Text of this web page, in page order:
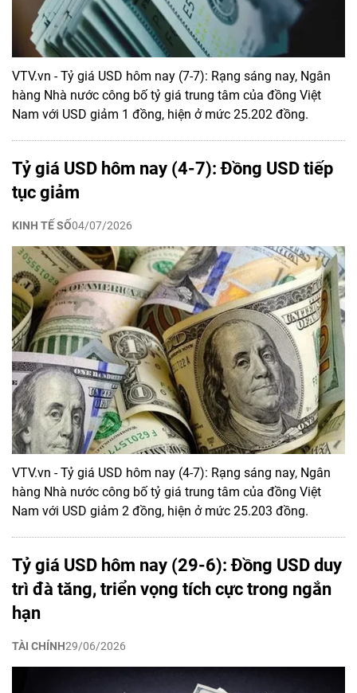
VTV.vn - Tỷ giá USD hôm nay (7-7): Rạng sáng nay, Ngân
hàng Nhà nước công bố tỷ giá trung tâm của đồng Việt
Nam với USD giảm 1 đồng, hiện ở mức 25.202 đồng.
Tỷ giá USD hôm nay (4-7): Đồng USD tiếp
tục giảm
KINH TẾ SỐ04/07/2026
VTV.vn - Tỷ giá USD hôm nay (4-7): Rạng sáng nay, Ngân
hàng Nhà nước công bố tỷ giá trung tâm của đồng Việt
Nam với USD giảm 2 đồng, hiện ở mức 25.203 đồng.
Tỷ giá USD hôm nay (29-6): Đồng USD duy
trì đà tăng, triển vọng tích cực trong ngắn
hạn
TÀI CHÍNH29/06/2026